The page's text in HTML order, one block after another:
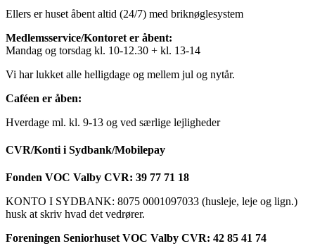
Ellers er huset åbent altid (24/7) med briknøglesystem
Medlemsservice/Kontoret er åbent:
Mandag og torsdag kl. 10-12.30 + kl. 13-14
Vi har lukket alle helligdage og mellem jul og nytår.
Caféen er åben:
Hverdage ml. kl. 9-13 og ved særlige lejligheder
CVR/Konti i Sydbank/Mobilepay
Fonden VOC Valby CVR: 39 77 71 18
KONTO I SYDBANK: 8075 0001097033 (husleje, leje og lign.)
husk at skriv hvad det vedrører.
Foreningen Seniorhuset VOC Valby CVR: 42 85 41 74